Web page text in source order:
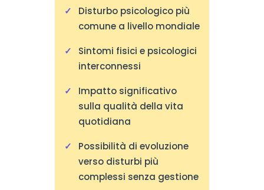
Disturbo psicologico più
comune a livello mondiale
Sintomi fisici e psicologici
interconnessi
Impatto significativo
sulla qualità della vita
quotidiana
Possibilità di evoluzione
verso disturbi più
complessi senza gestione